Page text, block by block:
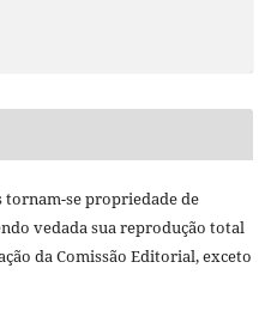
tornam-se propriedade de
vedada sua reprodução total
da Comissão Editorial, exceto